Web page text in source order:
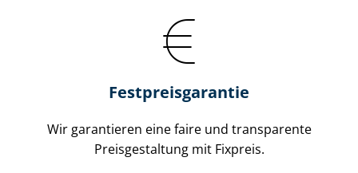
Fest­preis­ga­ran­tie
Wir garantieren eine faire und transparente
Preisgestaltung mit Fixpreis.